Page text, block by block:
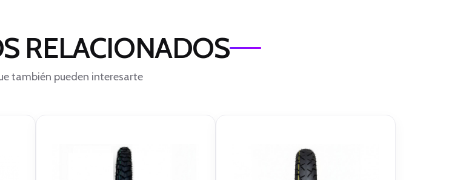
RELACIONADOS
también pueden interesarte